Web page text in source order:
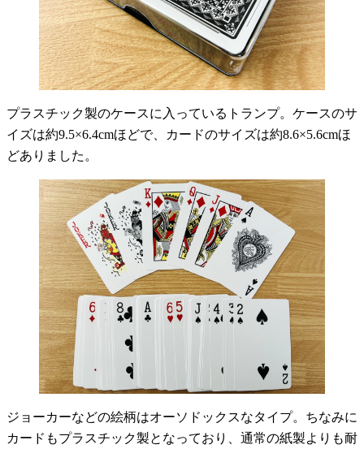
プラスチック製のケースに入っているトランプ。ケースのサ
イズは約9.5×6.4cmほどで、カードのサイズは約8.6×5.6cmほ
どありました。
ジョーカーなどの絵柄はオーソドックスなタイプ。ちなみに
カードもプラスチック製となっており、通常の紙製よりも耐